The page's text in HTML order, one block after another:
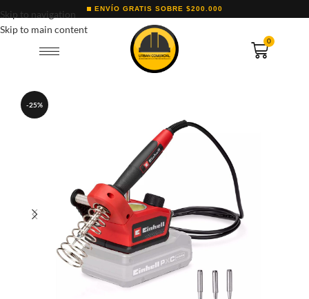
Skip to navigation
Skip to main content
ENVÍO GRATIS SOBRE $200.000
0
-25%